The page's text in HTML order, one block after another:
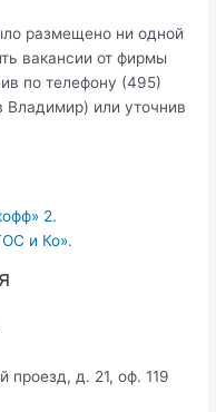
размещено ни одной
вакансии от фирмы
по телефону (495)
Владимир) или уточнив
2.
и Ко».
проезд, д. 21, оф. 119